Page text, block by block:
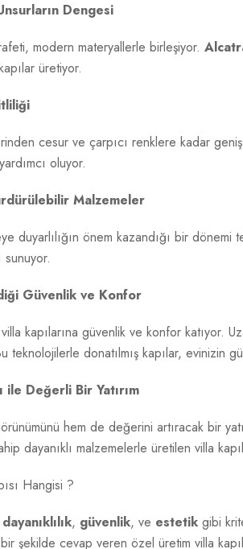
Dengesi
modern materyallerle birleşiyor.
üretiyor.
cesur ve çarpıcı renklere kadar
oluyor.
Malzemeler
duyarlılığın önem kazandığı bir dönemi
sunuyor.
Güvenlik ve Konfor
kapılarına güvenlik ve konfor katıyor.
teknolojilerle donatılmış kapılar, evinizin
Değerli Bir Yatırım
hem de değerini artıracak bir
dayanıklı malzemelerle üretilen villa
Hangisi ?
dayanıklılık, güvenlik, ve estetik gibi
şekilde cevap veren özel üretim villa